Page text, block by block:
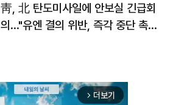
靑, 北 탄도미사일에 안보실 긴급회
의…"유엔 결의 위반, 즉각 중단 촉
arrow_forward_ios 더보기